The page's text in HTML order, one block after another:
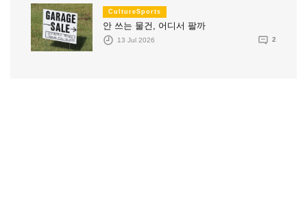
CultureSports
안 쓰는 물건, 어디서 팔까
13 Jul 2026 2